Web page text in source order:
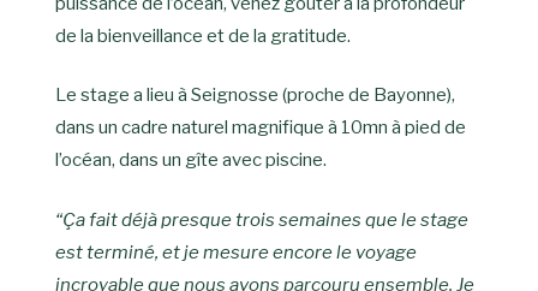
de la bienveillance et de la gratitude.
Le stage a lieu à Seignosse (proche de Bayonne),
dans un cadre naturel magnifique à 10mn à pied de
l’océan, dans un gîte avec piscine.
“Ça fait déjà presque trois semaines que le stage
est terminé, et je mesure encore le voyage
incroyable que nous avons parcouru ensemble. Je